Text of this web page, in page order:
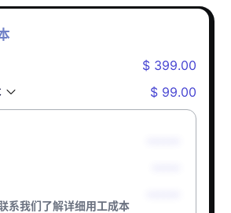
$ 399.00
$ 99.00
系我们了解详细用工成本